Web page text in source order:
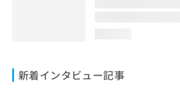
新着インタビュー記事